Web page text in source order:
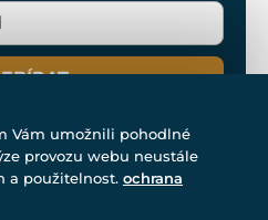
www.drakkaria.cz 2007-2026.
Vám umožnili pohodlné
provozu webu neustále
a použitelnost. ochrana